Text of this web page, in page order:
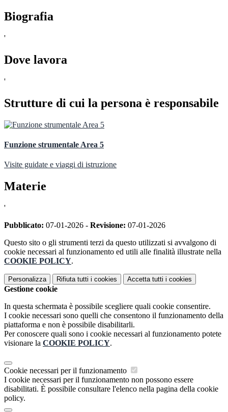
Biografia
'
Dove lavora
'
Strutture di cui la persona è responsabile
Funzione strumentale Area 5
Visite guidate e viaggi di istruzione
Materie
'
Pubblicato: 07-01-2026 - Revisione: 07-01-2026
Questo sito o gli strumenti terzi da questo utilizzati si avvalgono di
cookie necessari al funzionamento ed utili alle finalità illustrate nella
COOKIE POLICY.
Personalizza Rifiuta tutti i cookies Accetta tutti i cookies
Gestione cookie
In questa schermata è possibile scegliere quali cookie consentire.
I cookie necessari sono quelli che consentono il funzionamento della
piattaforma e non è possibile disabilitarli.
Per conoscere quali sono i cookie necessari al funzionamento potete
visionare la COOKIE POLICY.
Cookie necessari per il funzionamento
I cookie necessari per il funzionamento non possono essere
disabilitati. È possibile consultare l'elenco nella pagina della cookie
policy.